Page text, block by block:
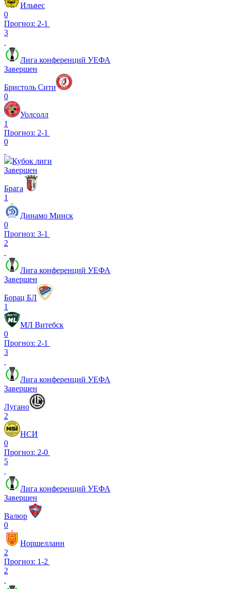
Ильвес
0
Прогноз: 2-1
3
Лига конференций УЕФА
Завершен
Бристоль Сити
0
Уолсолл
1
Прогноз: 2-1
0
Кубок лиги
Завершен
Брага
1
Динамо Минск
0
Прогноз: 3-1
2
Лига конференций УЕФА
Завершен
Борац БЛ
1
МЛ Витебск
0
Прогноз: 2-1
3
Лига конференций УЕФА
Завершен
Лугано
2
НСИ
0
Прогноз: 2-0
5
Лига конференций УЕФА
Завершен
Валюр
0
Норшелланн
2
Прогноз: 1-2
2